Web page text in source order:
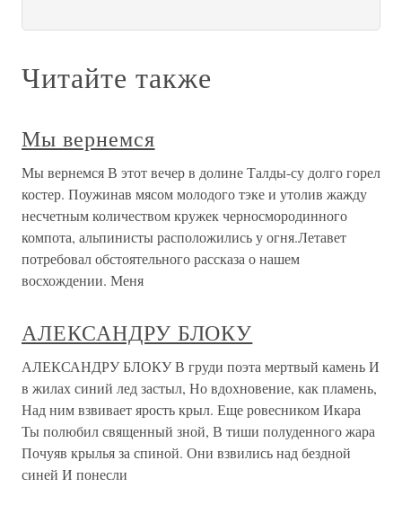
Читайте также
Мы вернемся
Мы вернемся В этот вечер в долине Талды-су долго горел
костер. Поужинав мясом молодого тэке и утолив жажду
несчетным количеством кружек черносмородинного
компота, альпинисты расположились у огня.Летавет
потребовал обстоятельного рассказа о нашем
восхождении. Меня
АЛЕКСАНДРУ БЛОКУ
АЛЕКСАНДРУ БЛОКУ В груди поэта мертвый камень И
в жилах синий лед застыл, Но вдохновение, как пламень,
Над ним взвивает ярость крыл. Еще ровесником Икара
Ты полюбил священный зной, В тиши полуденного жара
Почуяв крылья за спиной. Они взвились над бездной
синей И понесли